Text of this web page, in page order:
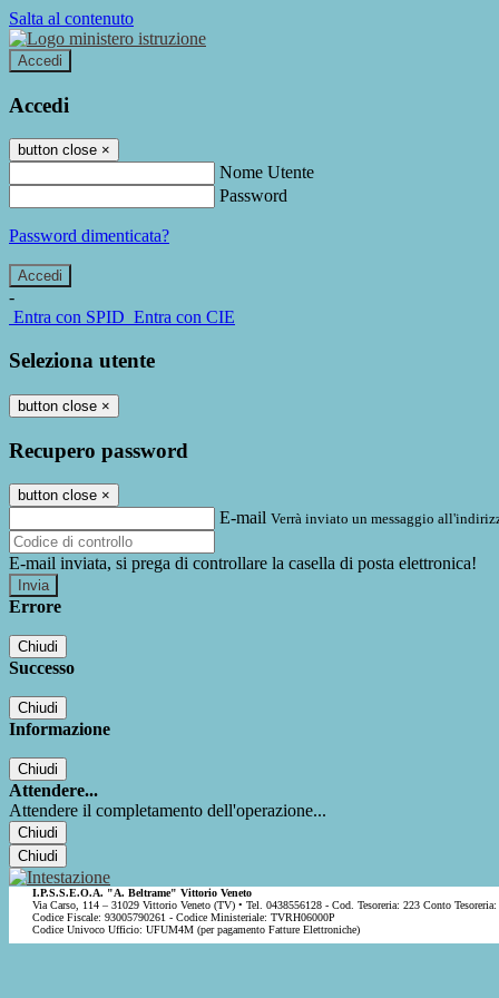
Salta al contenuto
Accedi
Accedi
button close ×
Nome Utente
Password
Password dimenticata?
-
Entra con SPID Entra con CIE
Seleziona utente
button close ×
Recupero password
button close ×
E-mail Verrà inviato un messaggio
E-mail inviata, si prega di controllare la casella di posta elettronica!
Errore
Chiudi
Successo
Chiudi
Informazione
Chiudi
Attendere...
Attendere il completamento dell'operazione...
Chiudi
Chiudi
I.P.S.S.E.O.A. "A. Beltrame" Vittorio Veneto
Via Carso, 114 – 31029 Vittorio Veneto (TV) • Tel. 0438556128 - Cod. Tesoreria: 223 Conto
Codice Fiscale: 93005790261 - Codice Ministeriale: TVRH06000P
Codice Univoco Ufficio: UFUM4M (per pagamento Fatture Elettroniche)